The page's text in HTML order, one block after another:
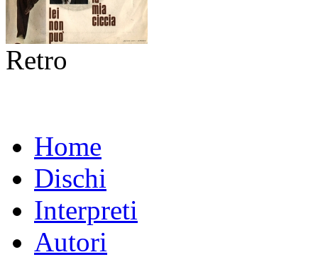
Retro
Home
Dischi
Interpreti
Autori